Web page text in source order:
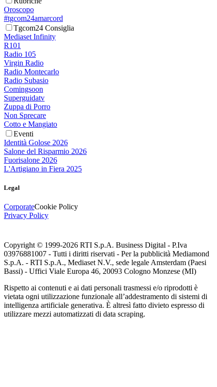
Oroscopo
#tgcom24amarcord
Tgcom24 Consiglia
Mediaset Infinity
R101
Radio 105
Virgin Radio
Radio Montecarlo
Radio Subasio
Comingsoon
Superguidatv
Zuppa di Porro
Non Sprecare
Cotto e Mangiato
Eventi
Identità Golose 2026
Salone del Risparmio 2026
Fuorisalone 2026
L'Artigiano in Fiera 2025
Legal
CorporateCookie Policy
Privacy Policy
Copyright © 1999-2026 RTI S.p.A. Business Digital - P.Iva
03976881007 - Tutti i diritti riservati - Per la pubblicità Mediamond
S.p.A. - RTI S.p.A., Mediaset N.V., sede legale Amsterdam (Paesi
Bassi) - Uffici Viale Europa 46, 20093 Cologno Monzese (MI)
Rispetto ai contenuti e ai dati personali trasmessi e/o riprodotti è
vietata ogni utilizzazione funzionale all’addestramento di sistemi di
intelligenza artificiale generativa. È altresì fatto divieto espresso di
utilizzare mezzi automatizzati di data scraping.